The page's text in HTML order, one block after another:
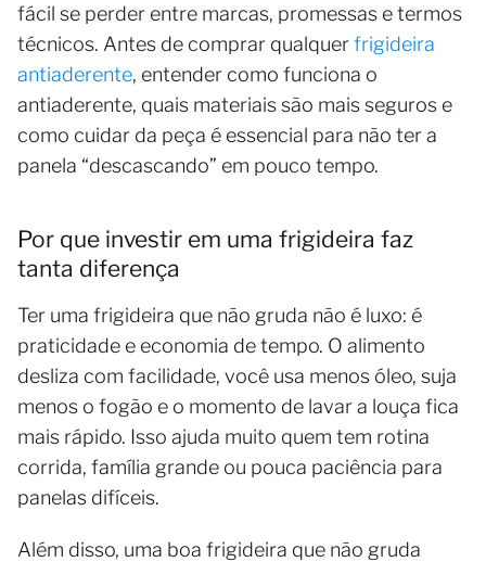
fácil se perder entre marcas, promessas e termos
técnicos. Antes de comprar qualquerfrigideira
antiaderente, entender como funciona o
antiaderente, quais materiais são mais seguros e
como cuidar da peça é essencial para não ter a
panela “descascando” em pouco tempo.
Por que investir em uma frigideira faz
tanta diferença
Ter uma frigideira que não gruda não é luxo: é
praticidade e economia de tempo. O alimento
desliza com facilidade, você usa menos óleo, suja
menos o fogão e o momento de lavar a louça fica
mais rápido. Isso ajuda muito quem tem rotina
corrida, família grande ou pouca paciência para
panelas difíceis.
Além disso, uma boa frigideira que não gruda